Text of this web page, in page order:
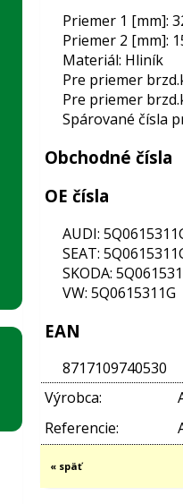
Priemer 1 [mm]:
Priemer 2 [mm]:
Materiál: Hliník
Pre priemer
Pre priemer
Spárované čísla
Obchodné čísla
OE čísla
AUDI:
SEAT:
SKODA:
VW: 5Q0615311G
EAN
8717109740530
Výrobca:
Referencie:
« späť